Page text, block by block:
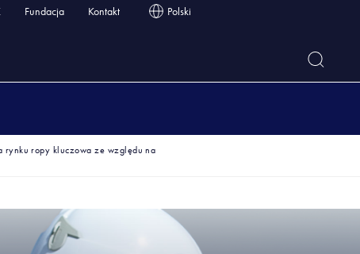
Fundacja Kontakt Polski
rynku ropy kluczowa ze względu na